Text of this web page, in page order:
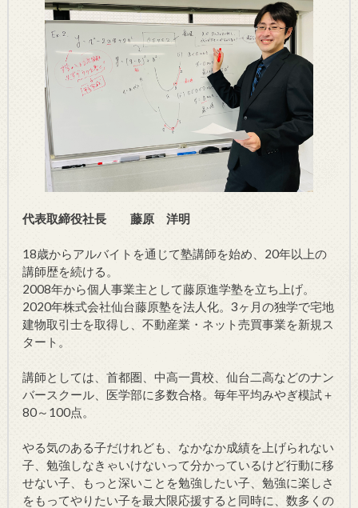
代表取締役社長 藤原 洋明
18歳からアルバイトを通じて塾講師を始め、20年以上の
講師歴を続ける。
2008年から個人事業主として藤原進学塾を立ち上げ。
2020年株式会社仙台藤原塾を法人化。3ヶ月の独学で宅地
建物取引士を取得し、不動産業・ネット売買事業を新規ス
タート。
講師としては、首都圏、中高一貫校、仙台二高などのナン
バースクール、医学部に多数合格。毎年平均みやぎ模試＋
80～100点。
やる気のある子だけれども、なかなか成績を上げられない
子、勉強しなきゃいけないって分かっているけど行動に移
せない子、もっと深いことを勉強したい子、勉強に楽しさ
をもってやりたい子を最大限応援すると同時に、数多くの